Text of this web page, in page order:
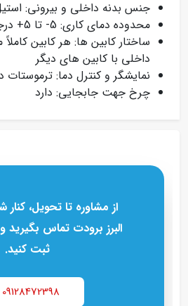
جنس بدنه داخلی و بیرونی:
محدوده دمای کاری: 5- تا 5+ درجه سانتی‌ گراد
ساختار کابین‌ ها: هر کابین
داخلی با کابین‌ های دیگر
نمایشگر و کنترل دما: ترموستات
چرخ جهت جابجایی: دارد
از مشاوره تا تحویل،
البرز برودت تماس
ثبت کنید.
09128472398